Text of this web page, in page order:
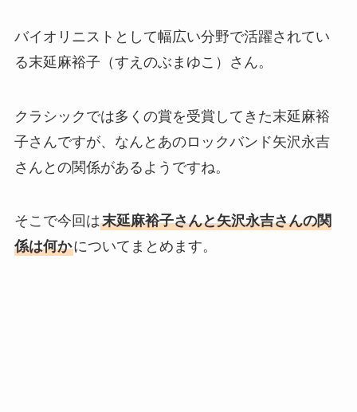
バイオリニストとして幅広い分野で活躍されてい
る末延麻裕子（すえのぶまゆこ）さん。
クラシックでは多くの賞を受賞してきた末延麻裕
子さんですが、なんとあのロックバンド矢沢永吉
さんとの関係があるようですね。
そこで今回は末延麻裕子さんと矢沢永吉さんの関
係は何かについてまとめます。